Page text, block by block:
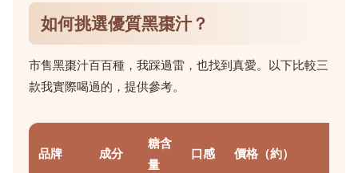
如何挑選優質黑棗汁？
市售黑棗汁百百種，我踩過雷，也找到真愛。以下比較三
款我實際喝過的，提供參考。
品牌 成分
糖含
量
口感 價格（約）